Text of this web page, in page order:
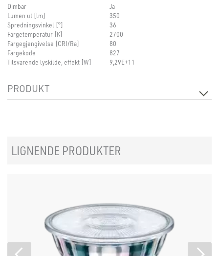
Dimbar
Ja
Lumen ut [lm]
350
Spredningsvinkel [°]
36
Fargetemperatur [K]
2700
Fargegjengivelse [CRI/Ra]
80
Fargekode
827
Tilsvarende lyskilde, effekt [W]
9,29E+11
PRODUKT
LIGNENDE PRODUKTER